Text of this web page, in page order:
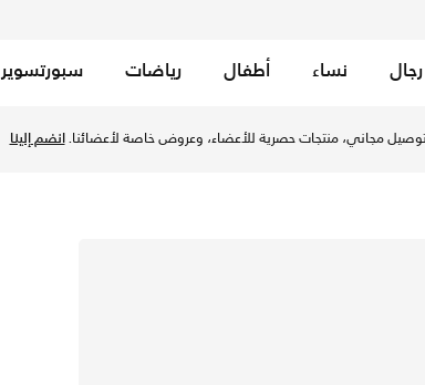
رجال نساء أطفال رياضات سبورتسوير
مجاني، منتجات حصرية للأعضاء، وعروض خاصة لأعضائنا.انضم إلينا